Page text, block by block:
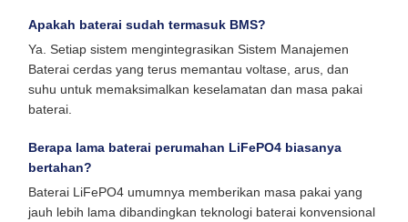
Apakah baterai sudah termasuk BMS?
Ya. Setiap sistem mengintegrasikan Sistem Manajemen
Baterai cerdas yang terus memantau voltase, arus, dan
suhu untuk memaksimalkan keselamatan dan masa pakai
baterai.
Berapa lama baterai perumahan LiFePO4 biasanya
bertahan?
Baterai LiFePO4 umumnya memberikan masa pakai yang
jauh lebih lama dibandingkan teknologi baterai konvensional